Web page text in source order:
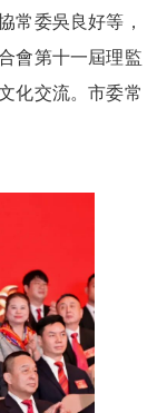
常委吳良好等，
會第十一屆理監
化交流。市委常